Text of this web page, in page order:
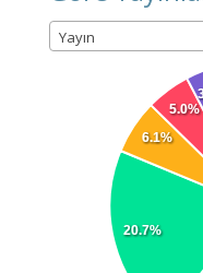
Yayın
20.7%
6.1%
5.0%